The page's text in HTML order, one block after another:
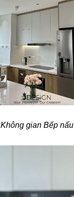
Không gian Bếp nấu